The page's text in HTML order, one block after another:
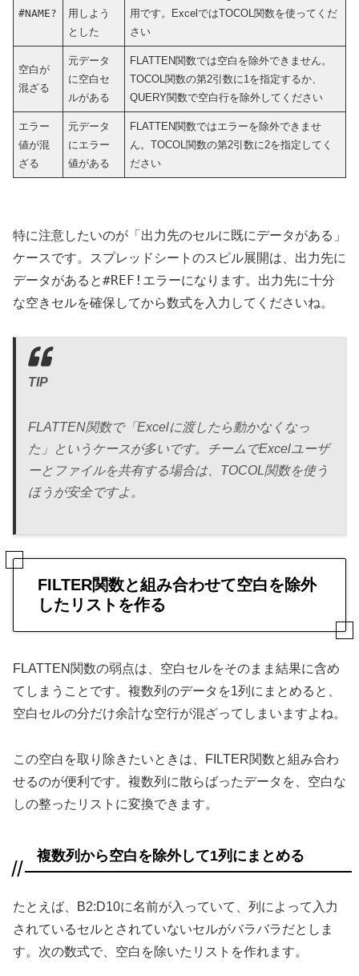
#NAME?
用しよう
とした
用です。ExcelではTOCOL関数を使ってくだ
さい
空白が
混ざる
元データ
に空白セ
ルがある
FLATTEN関数では空白を除外できません。
TOCOL関数の第2引数に1を指定するか、
QUERY関数で空白行を除外してください
エラー
値が混
ざる
元データ
にエラー
値がある
FLATTEN関数ではエラーを除外できませ
ん。TOCOL関数の第2引数に2を指定してく
ださい
特に注意したいのが「出力先のセルに既にデータがある」
ケースです。スプレッドシートのスピル展開は、出力先に
データがあると#REF! エラーになります。出力先に十分
な空きセルを確保してから数式を入力してくださいね。
TIP
FLATTEN関数で「Excelに渡したら動かなくなっ
た」というケースが多いです。チームでExcelユーザ
ーとファイルを共有する場合は、TOCOL関数を使う
ほうが安全ですよ。
FILTER関数と組み合わせて空白を除外
したリストを作る
FLATTEN関数の弱点は、空白セルをそのまま結果に含め
てしまうことです。複数列のデータを1列にまとめると、
空白セルの分だけ余計な空行が混ざってしまいますよね。
この空白を取り除きたいときは、FILTER関数と組み合わ
せるのが便利です。複数列に散らばったデータを、空白な
しの整ったリストに変換できます。
複数列から空白を除外して1列にまとめる
たとえば、B2:D10に名前が入っていて、列によって入力
されているセルとされていないセルがバラバラだとしま
す。次の数式で、空白を除いたリストを作れます。